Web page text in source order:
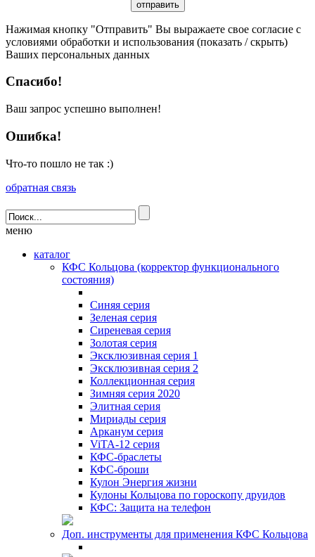
Нажимая кнопку "Отправить" Вы выражаете свое согласие с
условиями обработки и использования (показать / скрыть)
Ваших персональных данных
Спасибо!
Ваш запрос успешно выполнен!
Ошибка!
Что-то пошло не так :)
обратная связь
меню
каталог
КФС Кольцова (корректор функционального
состояния)
Синяя серия
Зеленая серия
Сиреневая серия
Золотая серия
Эксклюзивная серия 1
Эксклюзивная серия 2
Коллекционная серия
Зимняя серия 2020
Элитная серия
Мириады серия
Арканум серия
ViTA-12 серия
КФС-браслеты
КФС-броши
Кулон Энергия жизни
Кулоны Кольцова по гороскопу друидов
КФС: Защита на телефон
Доп. инструменты для применения КФС Кольцова